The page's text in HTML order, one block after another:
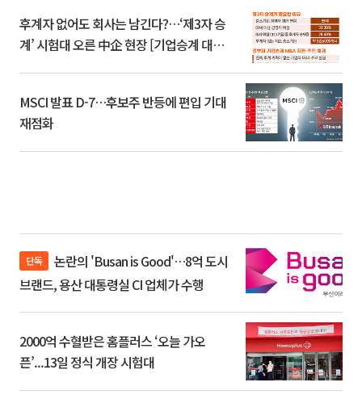
후계자 없어도 회사는 남긴다?…‘제3자 승
계’ 시험대 오른 中企 현장 [기업승계 대전
MSCI 발표 D-7…후보주 반등에 편입 기대
재점화
단독
브랜드, 용산 대통령실 CI 업체가 수행
2000억 수혈받은 홈플러스 ‘오늘 가오
픈’...13일 정식 개장 시험대